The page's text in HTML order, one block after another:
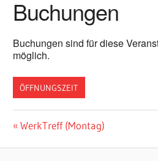
Buchungen
Buchungen sind für diese
möglich.
ÖFFNUNGSZEIT
Beitragsnavigation
Vorheriger
WerkTreff (Montag)